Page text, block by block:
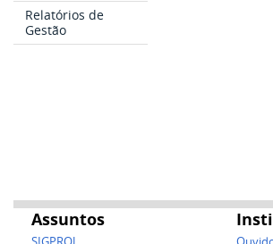
Relatórios de
Gestão
Assuntos